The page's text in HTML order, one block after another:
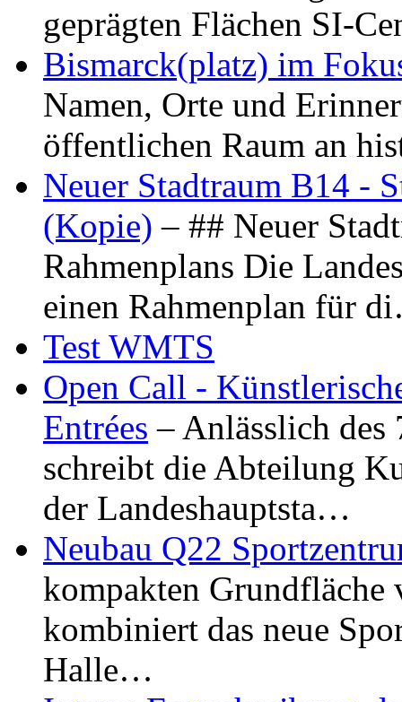
geprägten Flächen SI-
Bismarck(platz) im
Namen, Orte und
öffentlichen Raum an
Neuer Stadtraum B14 -
(Kopie) – ## Neuer
Rahmenplans Die
einen Rahmenplan für
Test WMTS
Open Call -
Entrées – Anlässlich
schreibt die Abteilung
der Landeshauptsta…
Neubau Q22
kompakten Grundfläche
kombiniert das neue
Halle…